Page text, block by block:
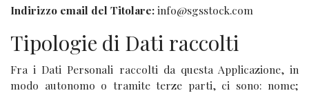
Indirizzo email del Titolare:info@sgsstock.com
Tipologie di Dati raccolti
Fra i Dati Personali raccolti da questa Applicazione, in
modo autonomo o tramite terze parti, ci sono: nome;